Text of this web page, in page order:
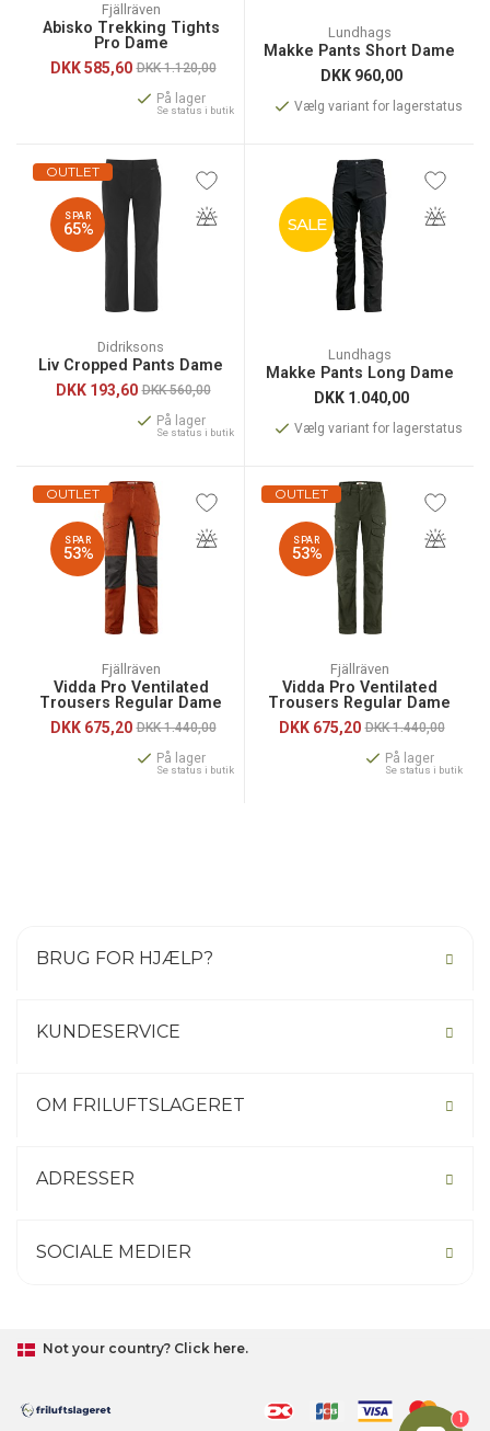
Fjällräven
Abisko Trekking Tights
Pro Dame
DKK585,60 DKK 1.120,00
På lager
Se status i butik
Lundhags
Makke Pants Short Dame
DKK 960,00
Vælg variant for lagerstatus
OUTLET
SPAR
65%
Didriksons
Liv Cropped Pants Dame
DKK193,60 DKK 560,00
På lager
Se status i butik
SALE
Lundhags
Makke Pants Long Dame
DKK 1.040,00
Vælg variant for lagerstatus
OUTLET
SPAR
53%
Fjällräven
Vidda Pro Ventilated
Trousers Regular Dame
DKK675,20 DKK 1.440,00
På lager
Se status i butik
OUTLET
SPAR
53%
Fjällräven
Vidda Pro Ventilated
Trousers Regular Dame
DKK675,20 DKK 1.440,00
På lager
Se status i butik
BRUG FOR HJÆLP?
KUNDESERVICE
OM FRILUFTSLAGERET
ADRESSER
SOCIALE MEDIER
Not your country? Click here.
1